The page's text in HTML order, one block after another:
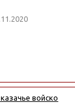
войско